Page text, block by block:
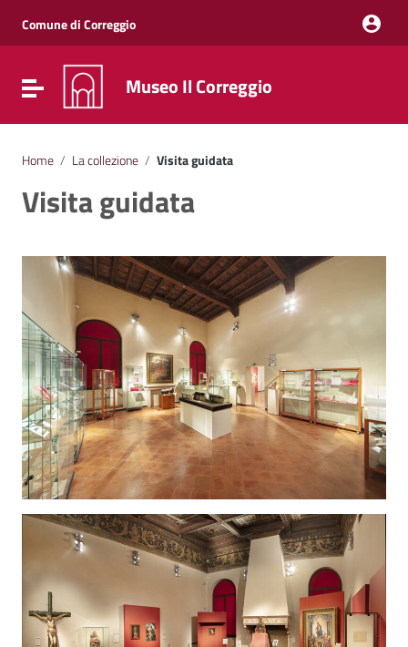
Vai al menu di navigazione
Vai al footer
Comune di Correggio
Attiva / disattiva la navigazione
Museo Il Correggio
Home / La collezione / Visita guidata
Visita guidata